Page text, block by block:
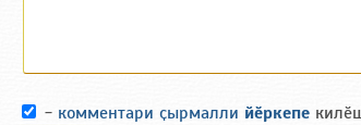
- комментари ҫырмалли йӗркепе